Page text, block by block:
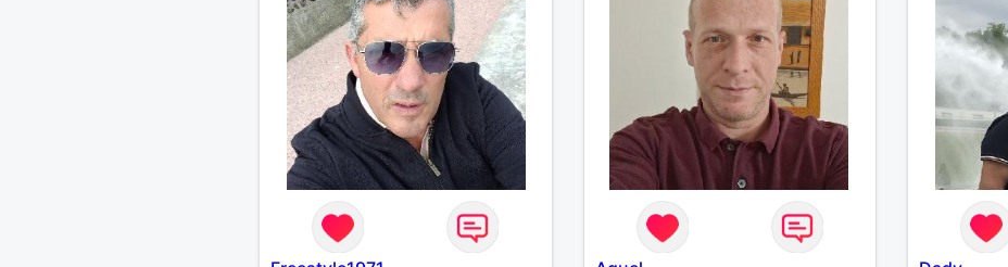
naturel plutôt timide d'ou mon
inscription( par contre une fois
que je connais la personne, je
suis assez "déconneur") . Mes
défauts et /ou qualités: émotif,
sensible, impulsif dans mes
choix ( mais je sais relativiser
selon les situations), réservé ,
toujours optimiste, quelquefois
un petit manque de confiance
en moi . Je suis loyal, honnête,
pas toujours patient mais très